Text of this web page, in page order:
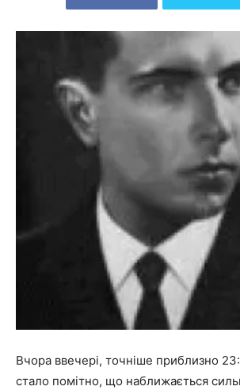
Вчора ввечері, точніше приблизно
стало помітно, що наближається